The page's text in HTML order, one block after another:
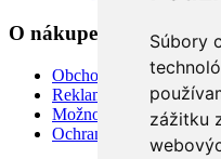
Súbory
zážitku
O nákupe
Obchodné podmienky
Reklamačný poriadok
Možnosti dopravy a
Ochrana osobných